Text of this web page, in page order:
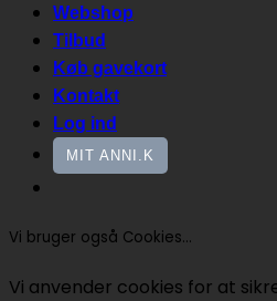
Webshop
Tilbud
Køb gavekort
Kontakt
Log ind
MIT ANNI.K
Vi bruger også Cookies...
Vi anvender cookies for at